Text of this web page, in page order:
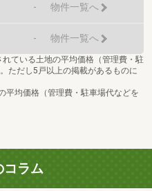
- 物件一覧へ
- 物件一覧へ
ている土地の平均価格（管理費・駐
ただし5戸以上の掲載があるものに
平均価格（管理費・駐車場代などを
コラム